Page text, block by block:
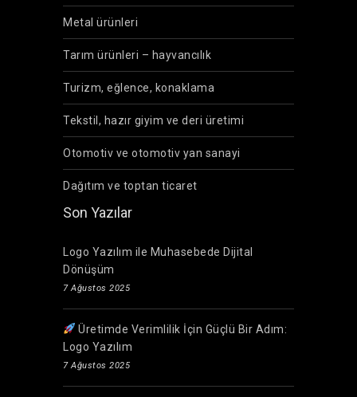
Metal ürünleri
Tarım ürünleri – hayvancılık
Turizm, eğlence, konaklama
Tekstil, hazır giyim ve deri üretimi
Otomotiv ve otomotiv yan sanayi
Dağıtım ve toptan ticaret
Son Yazılar
Logo Yazılım ile Muhasebede Dijital
Dönüşüm
7 Ağustos 2025
Üretimde Verimlilik İçin Güçlü Bir Adım:
Logo Yazılım
7 Ağustos 2025